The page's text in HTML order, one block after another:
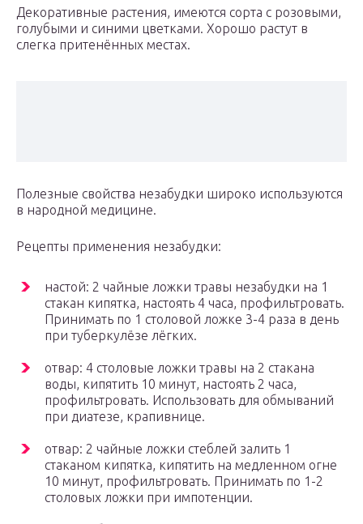
Декоративные растения, имеются сорта с розовыми,
голубыми и синими цветками. Хорошо растут в
слегка притенённых местах.
Полезные свойства незабудки широко используются
в народной медицине.
Рецепты применения незабудки:
настой: 2 чайные ложки травы незабудки на 1
стакан кипятка, настоять 4 часа, профильтровать.
Принимать по 1 столовой ложке 3-4 раза в день
при туберкулёзе лёгких.
отвар: 4 столовые ложки травы на 2 стакана
воды, кипятить 10 минут, настоять 2 часа,
профильтровать. Использовать для обмываний
при диатезе, крапивнице.
отвар: 2 чайные ложки стеблей залить 1
стаканом кипятка, кипятить на медленном огне
10 минут, профильтровать. Принимать по 1-2
столовых ложки при импотенции.